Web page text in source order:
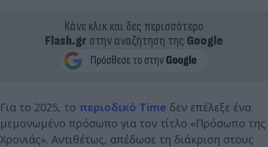
Κάνε κλικ και δες περισσότερο
Flash.grστην αναζήτηση της Google
Για το 2025, το περιοδικό Time δεν επέλεξε ένα
μεμονωμένο πρόσωπο για τον τίτλο «Πρόσωπο της
Χρονιάς». Αντιθέτως, απέδωσε τη διάκριση στους